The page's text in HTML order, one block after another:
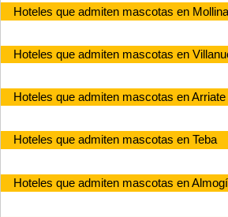
Hoteles que admiten mascotas en Mollina
Hoteles que admiten mascotas en
Hoteles que admiten mascotas en Arriate
Hoteles que admiten mascotas en Teba
Hoteles que admiten mascotas en